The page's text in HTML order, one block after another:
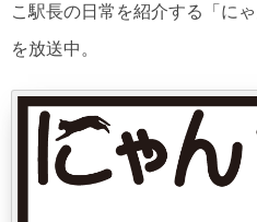
こ駅長の日常を紹介する「に
を放送中。